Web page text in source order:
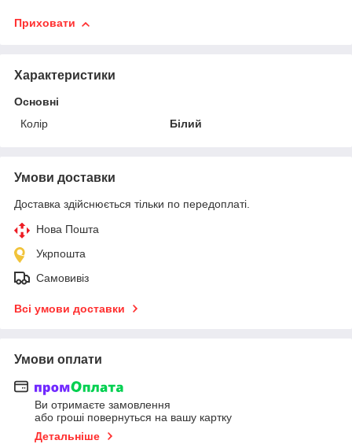
Приховати
Характеристики
Основні
Колір
Білий
Умови доставки
Доставка здійснюється тільки по передоплаті.
Нова Пошта
Укрпошта
Самовивіз
Всі умови доставки
Умови оплати
Ви отримаєте замовлення
або гроші повернуться на вашу картку
Детальніше